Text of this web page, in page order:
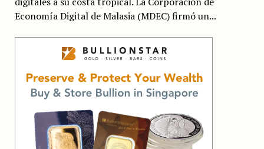
Economía Digital de Malasia (MDEC) firmó un...